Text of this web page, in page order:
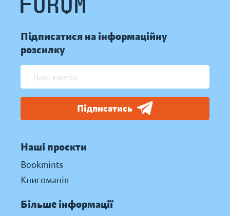
Підписатися на інформаційну
розсилку
Підписатись
Наші проєкти
Bookmints
Книгоманія
Більше інформації